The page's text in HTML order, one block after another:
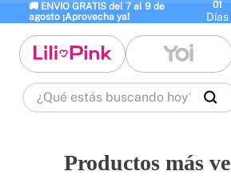
🚚 ENVIO GRATIS del 7 al 9 de
agosto ¡Aprovecha ya!
01
Días
¿Qué estás buscando hoy?
termo 5. splashs
Productos más